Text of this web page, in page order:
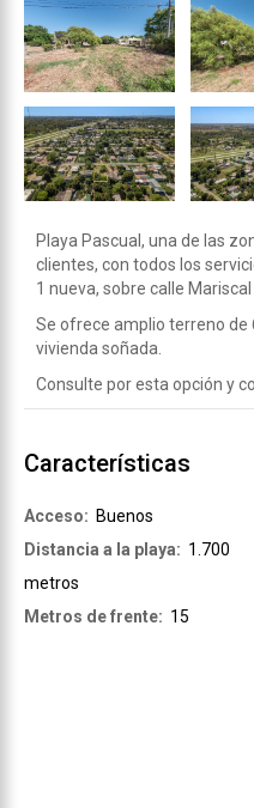
Playa Pascual, una de las
clientes, con todos los
1 nueva, sobre calle Mariscal
Se ofrece amplio terreno de
vivienda soñada.
Consulte por esta opción y
Características
Acceso: Buenos
Distancia a la playa: 1.700
metros
Metros de frente: 15